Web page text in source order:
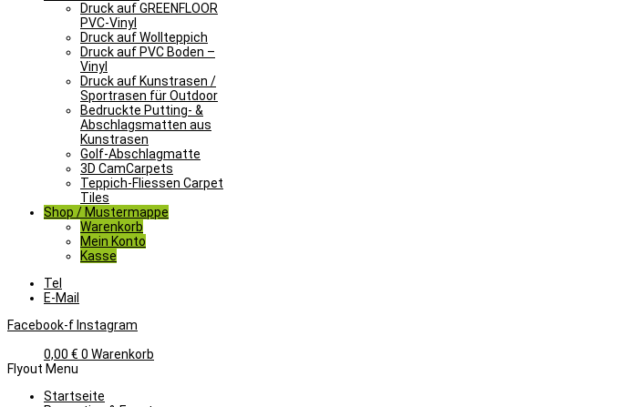
Druck auf GREENFLOOR
PVC-Vinyl
Druck auf Wollteppich
Druck auf PVC Boden –
Vinyl
Druck auf Kunstrasen /
Sportrasen für Outdoor
Bedruckte Putting- &
Abschlagsmatten aus
Kunstrasen
Golf-Abschlagmatte​
3D CamCarpets
Teppich-Fliessen Carpet
Tiles
Shop / Mustermappe
Warenkorb
Mein Konto
Kasse
Tel
E-Mail
Facebook-f Instagram
0,00 € 0 Warenkorb
Flyout Menu
Startseite